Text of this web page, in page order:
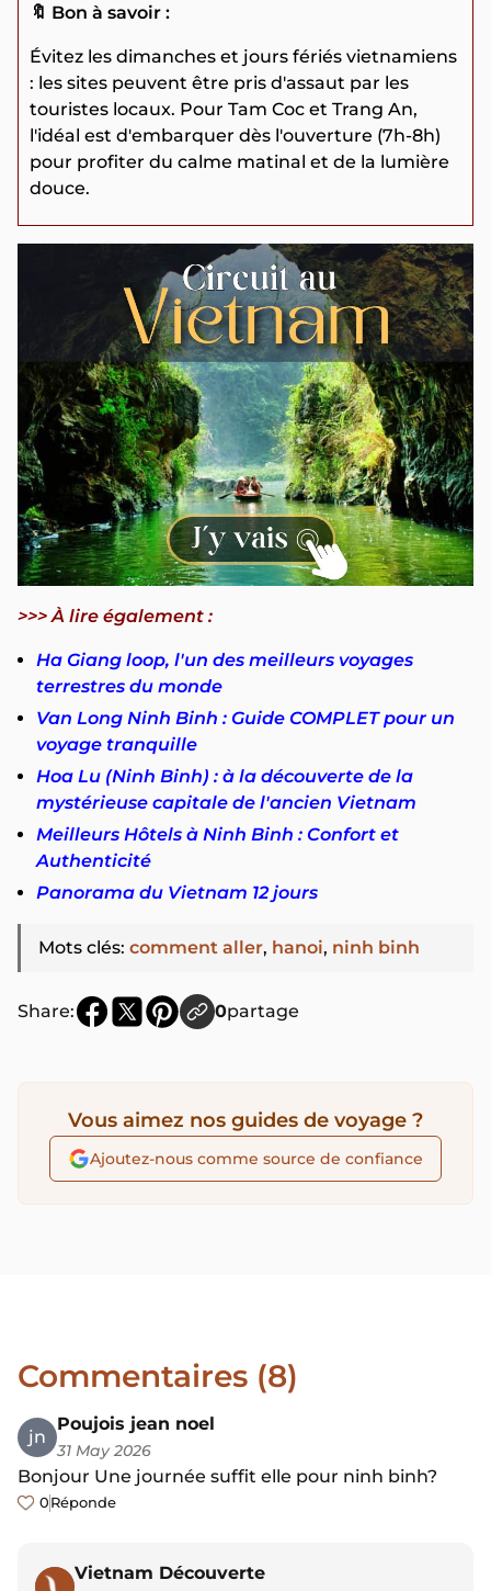
🔖 Bon à savoir :
Évitez les dimanches et jours fériés vietnamiens
: les sites peuvent être pris d'assaut par les
touristes locaux. Pour Tam Coc et Trang An,
l'idéal est d'embarquer dès l'ouverture (7h-8h)
pour profiter du calme matinal et de la lumière
douce.
>>> À lire également :
Ha Giang loop, l'un des meilleurs voyages
terrestres du monde
Van Long Ninh Binh : Guide COMPLET pour un
voyage tranquille
Hoa Lu (Ninh Binh) : à la découverte de la
mystérieuse capitale de l'ancien Vietnam
Meilleurs Hôtels à Ninh Binh : Confort et
Authenticité
Panorama du Vietnam 12 jours
Mots clés: comment aller, hanoi, ninh binh
Share: 0partage
Vous aimez nos guides de voyage ?
Ajoutez-nous comme source de confiance
Commentaires (8)
jn
Poujois jean noel
31 May 2026
Bonjour Une journée suffit elle pour ninh binh?
0 Réponde
Vietnam Découverte